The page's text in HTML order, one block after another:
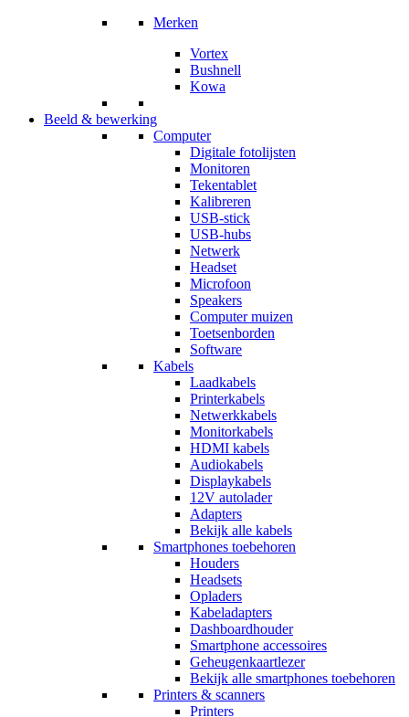
Merken
Vortex
Bushnell
Kowa
Beeld & bewerking
Computer
Digitale fotolijsten
Monitoren
Tekentablet
Kalibreren
USB-stick
USB-hubs
Netwerk
Headset
Microfoon
Speakers
Computer muizen
Toetsenborden
Software
Kabels
Laadkabels
Printerkabels
Netwerkkabels
Monitorkabels
HDMI kabels
Audiokabels
Displaykabels
12V autolader
Adapters
Bekijk alle kabels
Smartphones toebehoren
Houders
Headsets
Opladers
Kabeladapters
Dashboardhouder
Smartphone accessoires
Geheugenkaartlezer
Bekijk alle smartphones toebehoren
Printers & scanners
Printers